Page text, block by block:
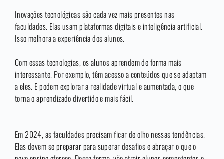
Inovações tecnológicas são cada vez mais presentes nas
faculdades. Elas usam plataformas digitais e inteligência artificial.
Isso melhora a experiência dos alunos.
Com essas tecnologias, os alunos aprendem de forma mais
interessante. Por exemplo, têm acesso a conteúdos que se adaptam
a eles. E podem explorar a realidade virtual e aumentada, o que
torna o aprendizado divertido e mais fácil.
Em 2024, as faculdades precisam ficar de olho nessas tendências.
Elas devem se preparar para superar desafios e abraçar o que o